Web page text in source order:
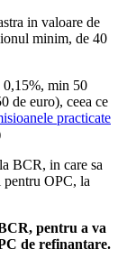
in valoare de
minim, de 40
0,15%, min 50
de euro), ceea ce
practicate
BCR, in care sa
OPC, la
pentru a va
de refinantare.